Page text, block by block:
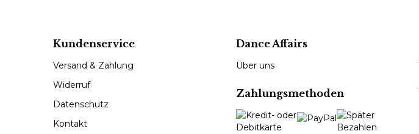
Kundenservice
Versand & Zahlung
Widerruf
Datenschutz
Kontakt
Dance Affairs
Über uns
Zahlungsmethoden